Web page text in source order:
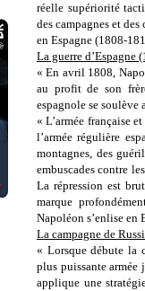
réelle supériorité
des campagnes et
en Espagne (1808-
La guerre d’Espagne
« En avril 1808,
au profit de son
espagnole se soulève
« L’armée française
l’armée régulière
montagnes, des
embuscades contre
La répression est
marque
Napoléon s’enlise en
La campagne de
« Lorsque débute la
plus puissante armée
applique une